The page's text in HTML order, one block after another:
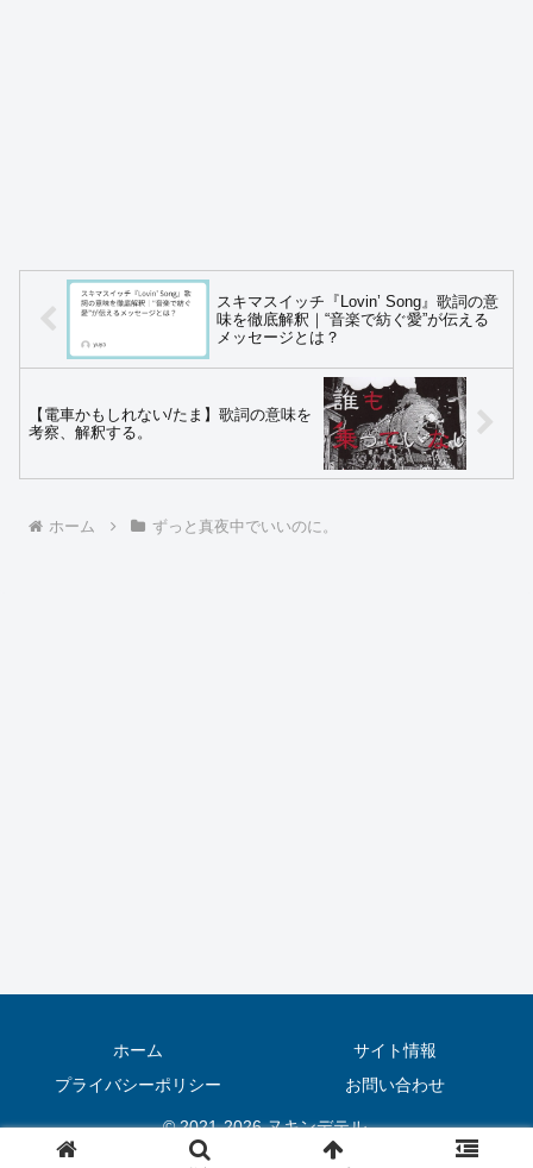
スキマスイッチ『Lovin’ Song』歌詞の意
味を徹底解釈｜“音楽で紡ぐ愛”が伝える
メッセージとは？
【電車かもしれない/たま】歌詞の意味を
考察、解釈する。
ホーム ずっと真夜中でいいのに。
ホーム
サイト情報
プライバシーポリシー
お問い合わせ
© 2021-2026 ヌキンデテル.